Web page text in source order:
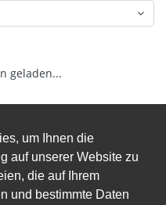
um Ihnen die
auf unserer Website zu
die auf Ihrem
und bestimmte Daten
geladen...